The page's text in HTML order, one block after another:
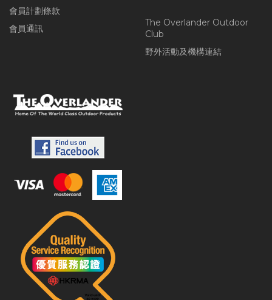
會員計劃條款
會員通訊
The Overlander Outdoor
Club
野外活動及機構連結